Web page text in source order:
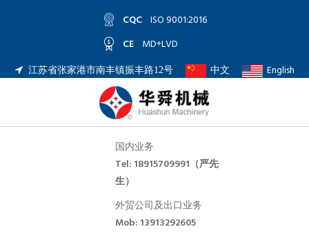
CQC ISO 9001:2016
CE MD+LVD
江苏省张家港市南丰镇振丰路12号 中文 English
国内业务
Tel: 18915709991（严先
生）
外贸公司及出口业务
Mob: 13913292605